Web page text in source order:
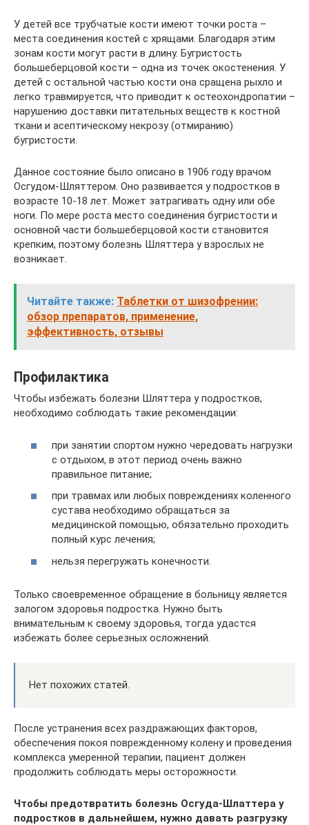
У детей все трубчатые кости имеют точки роста –
места соединения костей с хрящами. Благодаря этим
зонам кости могут расти в длину. Бугристость
большеберцовой кости – одна из точек окостенения. У
детей с остальной частью кости она сращена рыхло и
легко травмируется, что приводит к остеохондропатии –
нарушению доставки питательных веществ к костной
ткани и асептическому некрозу (отмиранию)
бугристости.
Данное состояние было описано в 1906 году врачом
Осгудом-Шляттером. Оно развивается у подростков в
возрасте 10-18 лет. Может затрагивать одну или обе
ноги. По мере роста место соединения бугристости и
основной части большеберцовой кости становится
крепким, поэтому болезнь Шляттера у взрослых не
возникает.
Читайте также: Таблетки от шизофрении:
обзор препаратов, применение,
эффективность, отзывы
Профилактика
Чтобы избежать болезни Шляттера у подростков,
необходимо соблюдать такие рекомендации:
при занятии спортом нужно чередовать нагрузки
с отдыхом, в этот период очень важно
правильное питание;
при травмах или любых повреждениях коленного
сустава необходимо обращаться за
медицинской помощью, обязательно проходить
полный курс лечения;
нельзя перегружать конечности.
Только своевременное обращение в больницу является
залогом здоровья подростка. Нужно быть
внимательным к своему здоровья, тогда удастся
избежать более серьезных осложнений.
Нет похожих статей.
После устранения всех раздражающих факторов,
обеспечения покоя поврежденному колену и проведения
комплекса умеренной терапии, пациент должен
продолжить соблюдать меры осторожности.
Чтобы предотвратить болезнь Осгуда-Шлаттера у
подростков в дальнейшем, нужно давать разгрузку